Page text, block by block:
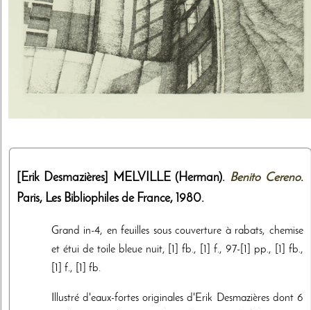
[Erik Desmazières] MELVILLE (Herman). Benito Cereno.
Paris, Les Bibliophiles de France, 1980.
Grand in-4, en feuilles sous couverture à rabats, chemise
et étui de toile bleue nuit, [1] fb., [1] f., 97-[1] pp., [1] fb.,
[1] f., [1] fb.
Illustré d'eaux-fortes originales d'Erik Desmazières dont 6